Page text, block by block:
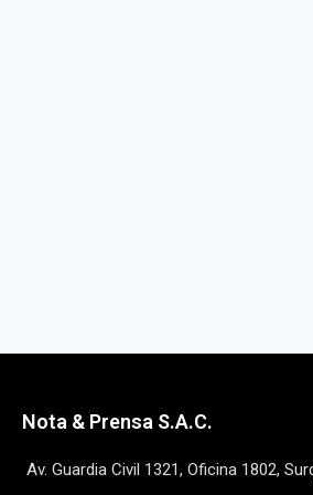
Nota & Prensa S.A.C.
Av. Guardia Civil 1321, Oficina 1802,